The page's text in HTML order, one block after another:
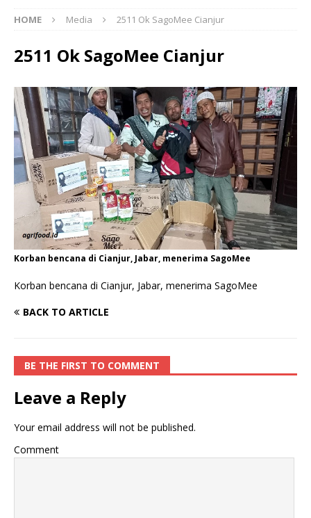
HOME Media 2511 Ok SagoMee Cianjur
2511 Ok SagoMee Cianjur
Korban bencana di Cianjur, Jabar, menerima SagoMee
Korban bencana di Cianjur, Jabar, menerima SagoMee
BACK TO ARTICLE
BE THE FIRST TO COMMENT
Leave a Reply
Your email address will not be published.
Comment